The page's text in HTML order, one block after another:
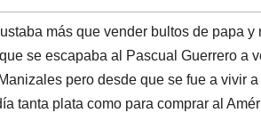
a
d
s
más que vender bultos de papa y
se escapaba al Pascual Guerrero a
pero desde que se fue a vivir
tanta plata como para comprar al